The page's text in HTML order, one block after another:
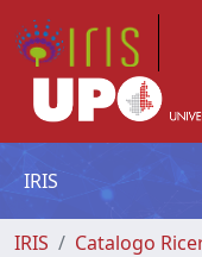
IRIS
IRIS
Catalogo